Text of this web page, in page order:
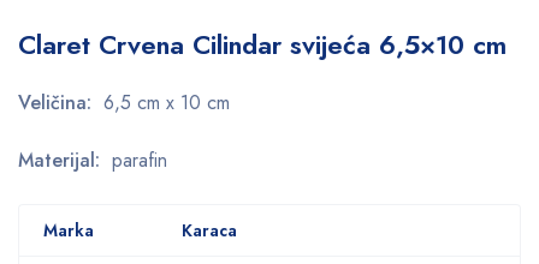
Claret Crvena Cilindar svijeća 6,5×10 cm
Veličina: 6,5 cm x 10 cm
Materijal: parafin
Marka Karaca